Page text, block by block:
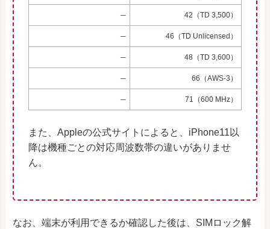
─ 42（TD 3,500）
─ 46（TD Unlicensed）
─ 48（TD 3,600）
─ 66（AWS-3）
─ 71（600 MHz）
また、Appleの公式サイトによると、iPhone11以
降は機種ごとの対応周波数帯の違いがありませ
ん。
なお、端末が利用できるか確認した後は、SIMロック解